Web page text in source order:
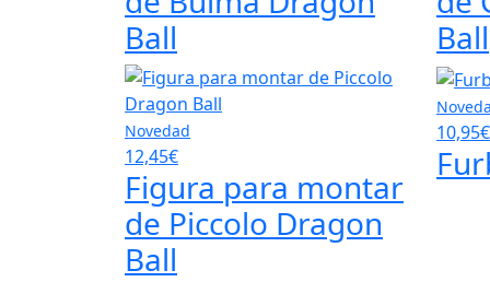
Ball
Ball
Novedad
12,45€
Figura para montar
de Piccolo Dragon
Ball
10,95€